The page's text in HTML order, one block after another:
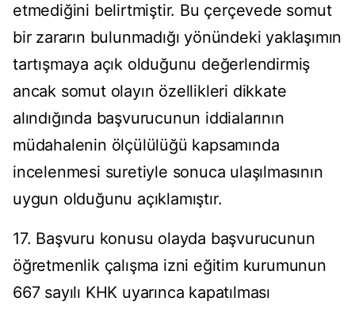
etmediğini belirtmiştir. Bu çerçevede somut
bir zararın bulunmadığı yönündeki yaklaşımın
tartışmaya açık olduğunu değerlendirmiş
ancak somut olayın özellikleri dikkate
alındığında başvurucunun iddialarının
müdahalenin ölçülülüğü kapsamında
incelenmesi suretiyle sonuca ulaşılmasının
uygun olduğunu açıklamıştır.
17. Başvuru konusu olayda başvurucunun
öğretmenlik çalışma izni eğitim kurumunun
667 sayılı KHK uyarınca kapatılması